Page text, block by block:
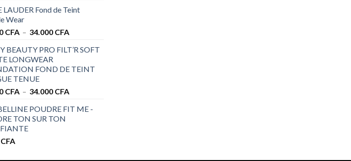
prix :
à
LAUDER Fond de Teint
Wear
CFA – 34.000 CFAPlage
prix :
à
BEAUTY PRO FILT’R SOFT
LONGWEAR
FOND DE TEINT
TENUE
CFA – 34.000 CFAPlage
prix :
POUDRE FIT ME -
TON SUR TON
CFA